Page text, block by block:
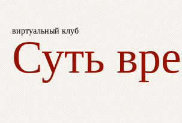
виртуальный клуб
Суть